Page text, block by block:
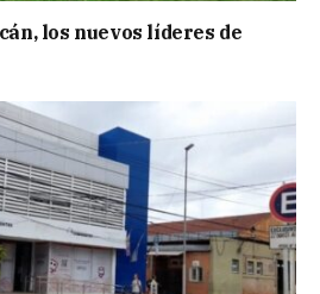
los nuevos líderes de